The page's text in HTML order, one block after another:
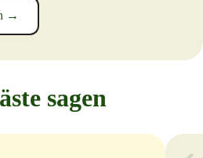
→
sagen